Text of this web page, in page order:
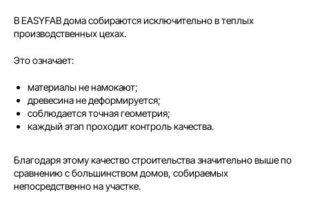
В EASYFAB дома собираются исключительно в теплых
производственных цехах.
Это означает:
материалы не намокают;
древесина не деформируется;
соблюдается точная геометрия;
каждый этап проходит контроль качества.
Благодаря этому качество строительства значительно выше по
сравнению с большинством домов, собираемых
непосредственно на участке.